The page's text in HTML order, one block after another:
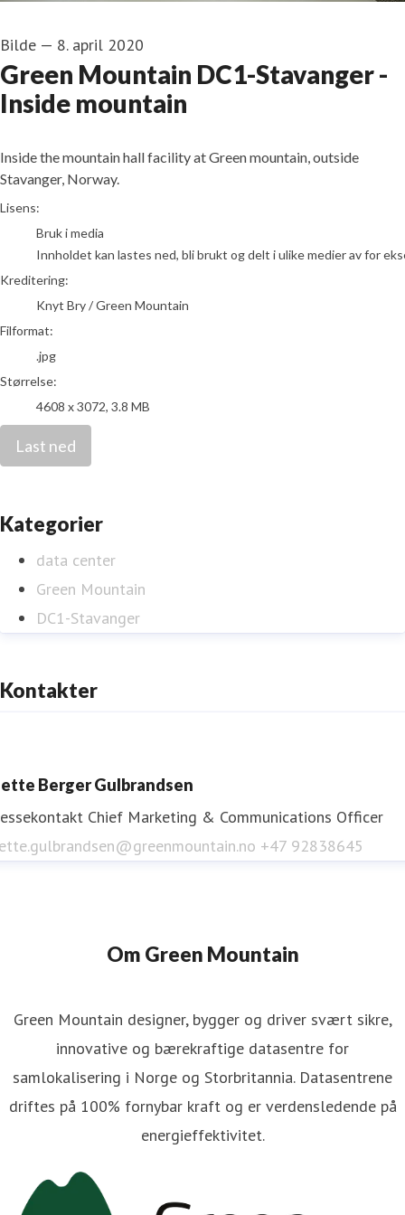
Bilde — 8. april 2020
Green Mountain DC1-Stavanger -
Inside mountain
Inside the mountain hall facility at Green mountain, outside
Stavanger, Norway.
Knyt Bry / Green Mountain
Lisens:
Bruk i media
Innholdet kan lastes ned, bli brukt og delt i ulike medier av for
Kreditering:
Knyt Bry / Green Mountain
Filformat:
.jpg
Størrelse:
4608 x 3072, 3.8 MB
Last ned
Kategorier
data center
Green Mountain
DC1-Stavanger
Kontakter
Berger Gulbrandsen
Chief Marketing & Communications Officer
+47 92838645
Om Green Mountain
Green Mountain designer, bygger og driver svært sikre,
innovative og bærekraftige datasentre for
samlokalisering i Norge og Storbritannia. Datasentrene
driftes på 100% fornybar kraft og er verdensledende på
energieffektivitet.